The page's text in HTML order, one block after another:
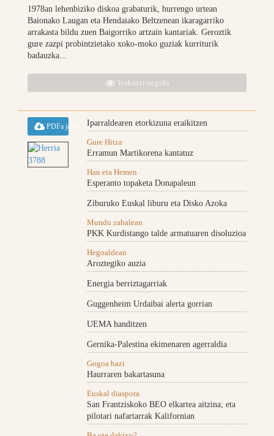
1978an lehenbiziko diskoa grabaturik, hurrengo urtean
Baionako Laugan eta Hendaiako Beltzenean ikaragarriko
arrakasta bildu zuen Baigorriko artzain kantariak. Geroztik
gure zazpi probintzietako xoko-moko guziak kurriturik
badauzka...
Irakurri segida
PDFa jaitsi Iparraldearen etorkizuna eraikitzen
Gure Hitza
Erramun Martikorena kantatuz
Han eta Hemen
Esperanto topaketa Donapaleun
Ziburuko Euskal liburu eta Disko Azoka
Mundu zabalean
PKK Kurdistango talde armatuaren disoluzioa
Hegoaldean
Aroztegiko auzia
Energia berriztagarriak
Guggenheim Urdaibai alerta gorrian
UEMA handitzen
Gernika-Palestina ekimenaren agerraldia
Gogoa hazi
Haurraren bakartasuna
Euskal diaspora
San Frantziskoko BEO elkartea aitzina; eta
pilotari nafartarrak Kalifornian